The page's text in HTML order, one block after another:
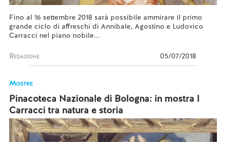
Fino al 16 settembre 2018 sarà possibile ammirare il primo
grande ciclo di affreschi di Annibale, Agostino e Ludovico
Carracci nel piano nobile...
Redazione 05/07/2018
Mostre
Pinacoteca Nazionale di Bologna: in mostra I
Carracci tra natura e storia